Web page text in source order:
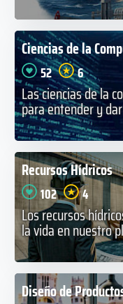
Ciencias de la
52 6
Las ciencias de la
para entender y
Recursos Hídricos
102 4
Los recursos
la vida en nuestro
Diseño de